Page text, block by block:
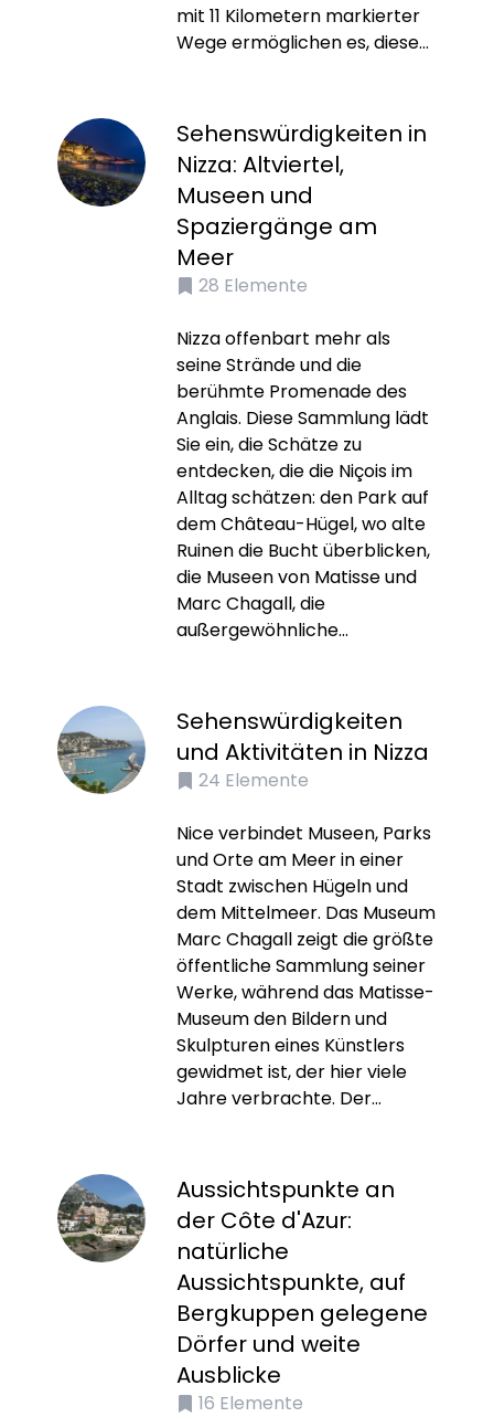
mit 11 Kilometern markierter
Wege ermöglichen es, diese...
Sehenswürdigkeiten in
Nizza: Altviertel,
Museen und
Spaziergänge am
Meer
28 Elemente
Nizza offenbart mehr als
seine Strände und die
berühmte Promenade des
Anglais. Diese Sammlung lädt
Sie ein, die Schätze zu
entdecken, die die Niçois im
Alltag schätzen: den Park auf
dem Château-Hügel, wo alte
Ruinen die Bucht überblicken,
die Museen von Matisse und
Marc Chagall, die
außergewöhnliche...
Sehenswürdigkeiten
und Aktivitäten in Nizza
24 Elemente
Nice verbindet Museen, Parks
und Orte am Meer in einer
Stadt zwischen Hügeln und
dem Mittelmeer. Das Museum
Marc Chagall zeigt die größte
öffentliche Sammlung seiner
Werke, während das Matisse-
Museum den Bildern und
Skulpturen eines Künstlers
gewidmet ist, der hier viele
Jahre verbrachte. Der...
Aussichtspunkte an
der Côte d'Azur:
natürliche
Aussichtspunkte, auf
Bergkuppen gelegene
Dörfer und weite
Ausblicke
16 Elemente